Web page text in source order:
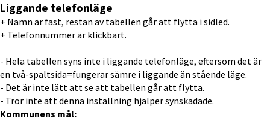
Liggande telefonläge
+ Namn är fast, restan av tabellen går att flytta i sidled.
+ Telefonnummer är klickbart.
- Hela tabellen syns inte i liggande telefonläge, eftersom det är
en två-spaltsida=fungerar sämre i liggande än stående läge.
- Det är inte lätt att se att tabellen går att flytta.
- Tror inte att denna inställning hjälper synskadade.
Kommunens mål: